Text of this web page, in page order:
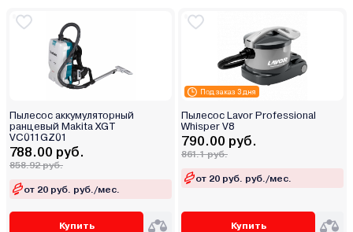
Пылесос аккумуляторный
ранцевый Makita XGT
VC011GZ01
788.00 руб.
858.92 руб.
от 20 руб. руб./мес.
Купить
Под заказ 3 дня
Пылесос Lavor Professional
Whisper V8
790.00 руб.
861.1 руб.
от 20 руб. руб./мес.
Купить